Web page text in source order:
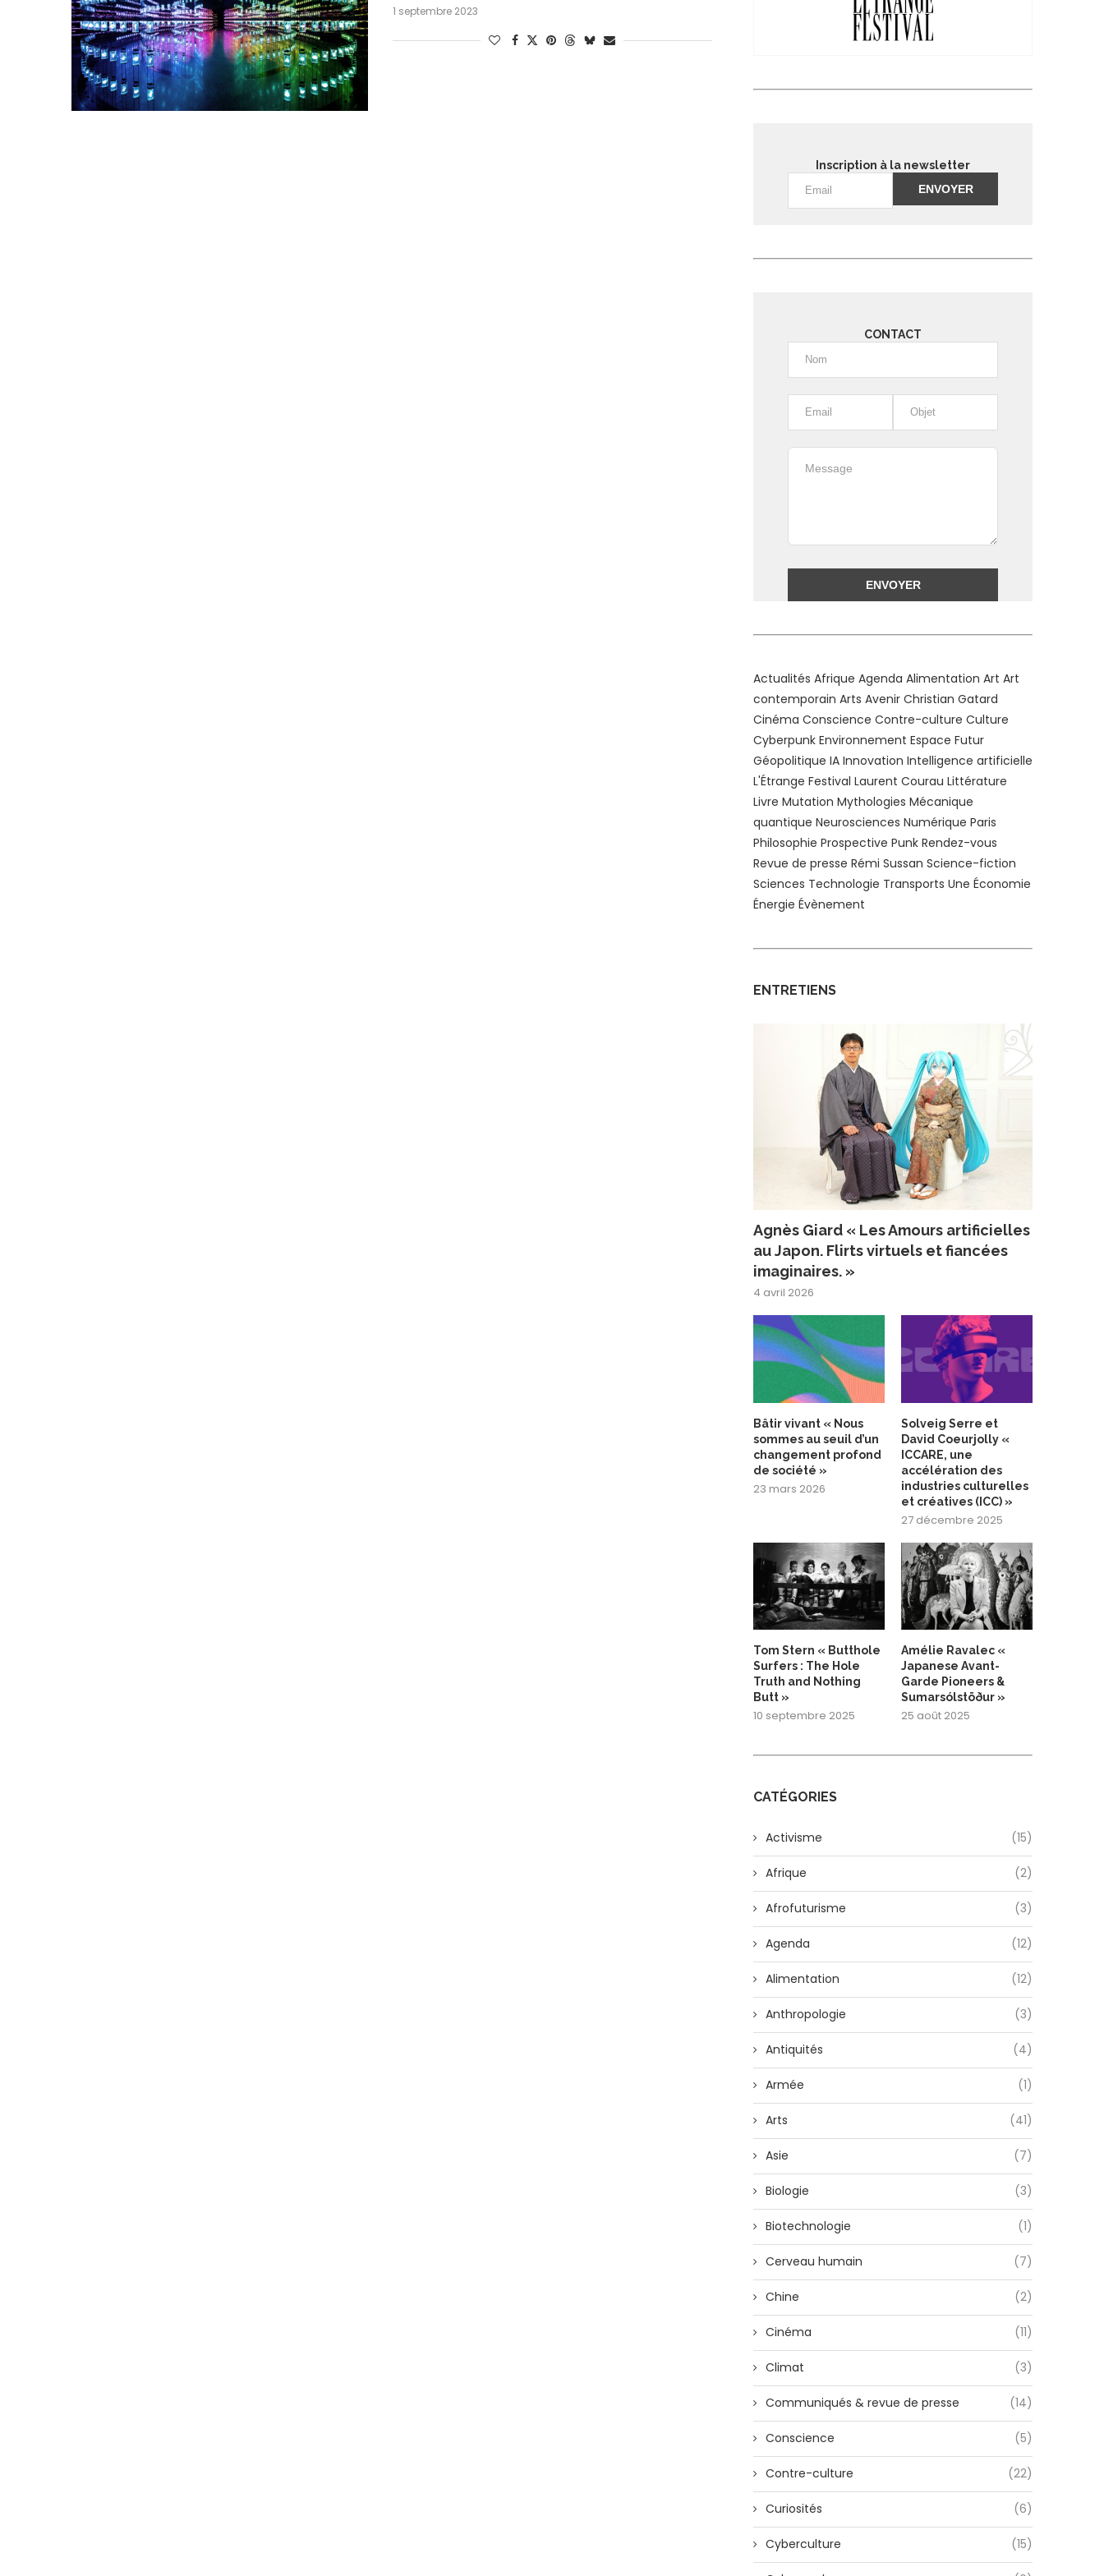
1 septembre 2023
Inscription à la newsletter
CONTACT
Actualités Afrique Agenda Alimentation Art Art
contemporain Arts Avenir Christian Gatard
Cinéma Conscience Contre-culture Culture
Cyberpunk Environnement Espace Futur
Géopolitique IA Innovation Intelligence artificielle
L'Étrange Festival Laurent Courau Littérature
Livre Mutation Mythologies Mécanique
quantique Neurosciences Numérique Paris
Philosophie Prospective Punk Rendez-vous
Revue de presse Rémi Sussan Science-fiction
Sciences Technologie Transports Une Économie
Énergie Évènement
ENTRETIENS
Agnès Giard « Les Amours artificielles
au Japon. Flirts virtuels et fiancées
imaginaires. »
4 avril 2026
Bâtir vivant « Nous
sommes au seuil d’un
changement profond
de société »
23 mars 2026
Solveig Serre et
David Coeurjolly «
ICCARE, une
accélération des
industries culturelles
et créatives (ICC) »
27 décembre 2025
Tom Stern « Butthole
Surfers : The Hole
Truth and Nothing
Butt »
10 septembre 2025
Amélie Ravalec «
Japanese Avant-
Garde Pioneers &
Sumarsólstöður »
25 août 2025
CATÉGORIES
Activisme (15)
Afrique (2)
Afrofuturisme (3)
Agenda (12)
Alimentation (12)
Anthropologie (3)
Antiquités (4)
Armée (1)
Arts (41)
Asie (7)
Biologie (3)
Biotechnologie (1)
Cerveau humain (7)
Chine (2)
Cinéma (11)
Climat (3)
Communiqués & revue de presse (14)
Conscience (5)
Contre-culture (22)
Curiosités (6)
Cyberculture (15)